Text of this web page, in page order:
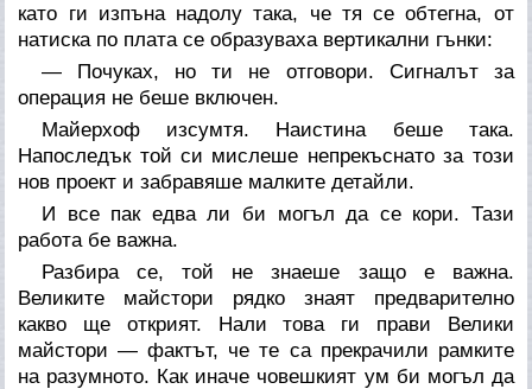
като ги изпъна надолу така, че тя се обтегна, от
натиска по плата се образуваха вертикални гънки:
— Почуках, но ти не отговори. Сигналът за
операция не беше включен.
Майерхоф изсумтя. Наистина беше така.
Напоследък той си мислеше непрекъснато за този
нов проект и забравяше малките детайли.
И все пак едва ли би могъл да се кори. Тази
работа бе важна.
Разбира се, той не знаеше защо е важна.
Великите майстори рядко знаят предварително
какво ще открият. Нали това ги прави Велики
майстори — фактът, че те са прекрачили рамките
на разумното. Как иначе човешкият ум би могъл да